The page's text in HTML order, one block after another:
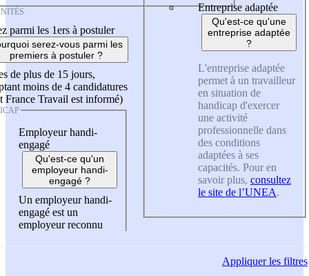
parmi les 1ers à postuler
serez-vous parmi les
premiers à postuler ?
de plus de 15 jours,
moins de 4 candidatures
France Travail est informé)
Employeur handi-
engagé
Qu'est-ce qu'un
employeur handi-
engagé ?
Un employeur handi-
engagé est un
employeur reconnu
Entreprise adaptée
Qu'est-ce qu'une
entreprise adaptée
?
L'entreprise adaptée
permet à un travailleur
en situation de
handicap d'exercer
une activité
professionnelle dans
des conditions
adaptées à ses
capacités. Pour en
savoir plus, consultez
le site de l’UNEA.
Appliquerles filtres